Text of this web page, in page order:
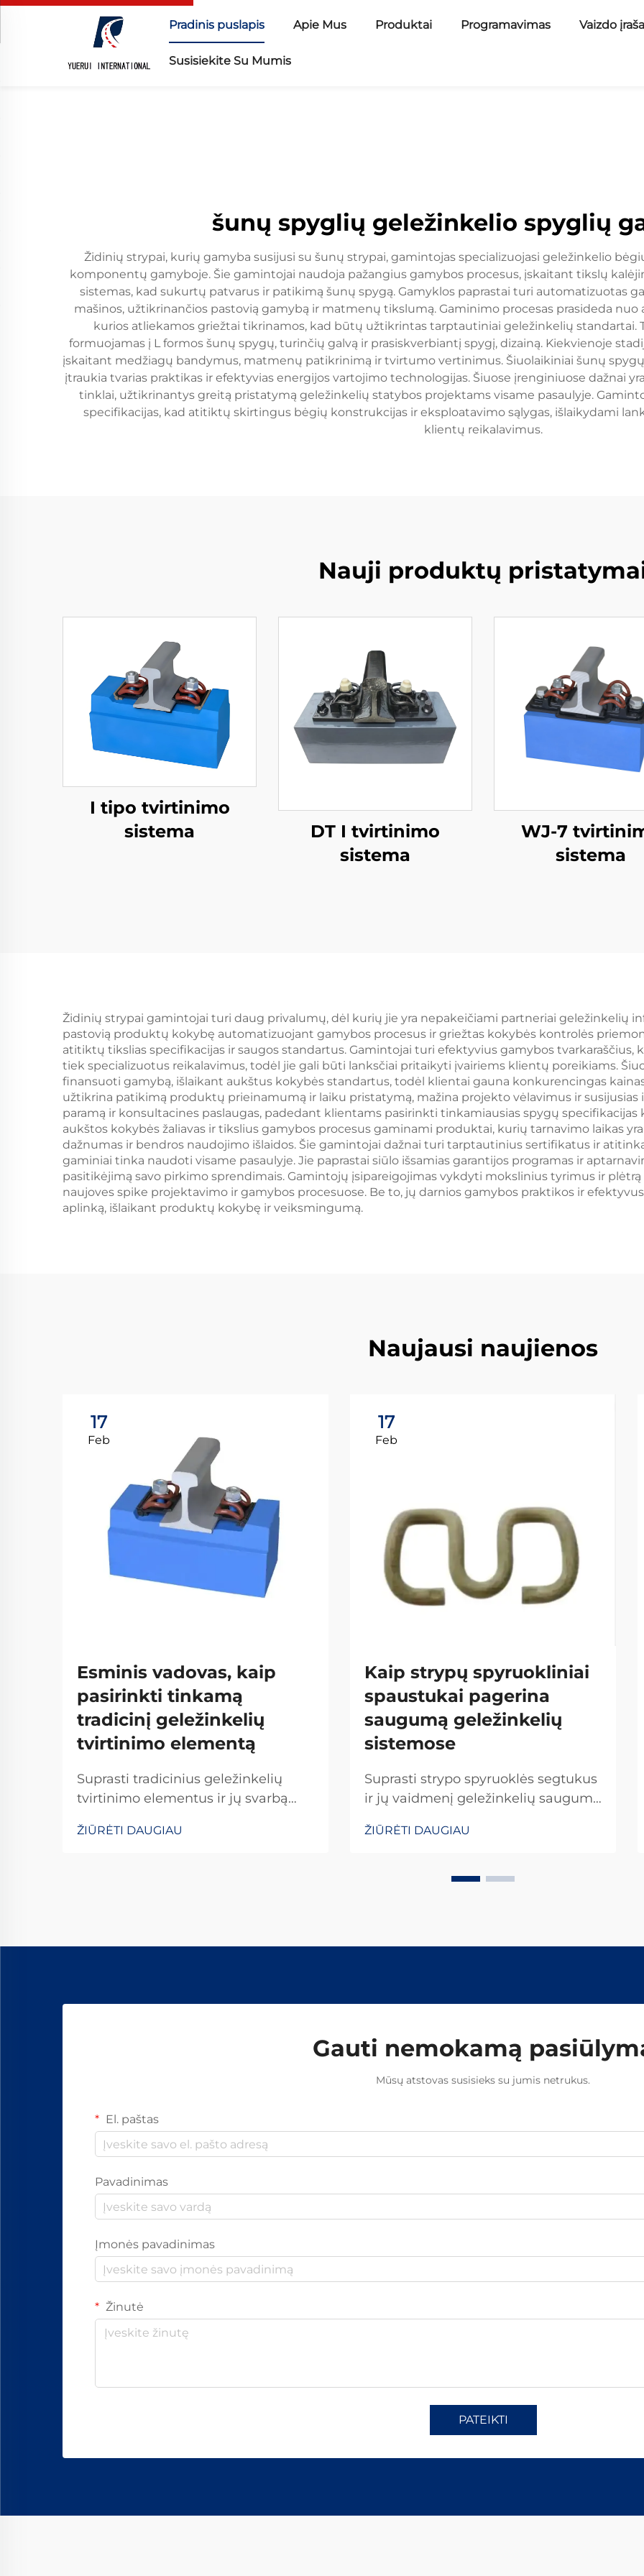
Pradinis puslapis Apie Mus Produktai Programavimas Vaizdo
Susisiekite Su Mumis
šunų spyglių geležinkelio spyglių
Židinių strypai, kurių gamyba susijusi su šunų strypai, gamintojas specializuojasi geležinkelio
komponentų gamyboje. Šie gamintojai naudoja pažangius gamybos procesus, įskaitant tikslų
sistemas, kad sukurtų patvarus ir patikimą šunų spygą. Gamyklos paprastai turi automatizuotas
mašinos, užtikrinančios pastovią gamybą ir matmenų tikslumą. Gaminimo procesas prasideda
kurios atliekamos griežtai tikrinamos, kad būtų užtikrintas tarptautiniai geležinkelių standartai.
formuojamas į L formos šunų spygų, turinčių galvą ir prasiskverbiantį spygį, dizainą. Kiekvienoje
įskaitant medžiagų bandymus, matmenų patikrinimą ir tvirtumo vertinimus. Šiuolaikiniai šunų
įtraukia tvarias praktikas ir efektyvias energijos vartojimo technologijas. Šiuose įrenginiuose dažnai
tinklai, užtikrinantys greitą pristatymą geležinkelių statybos projektams visame pasaulyje.
specifikacijas, kad atitiktų skirtingus bėgių konstrukcijas ir eksploatavimo sąlygas, išlaikydami
klientų reikalavimus.
Nauji produktų
I tipo tvirtinimo
sistema
DT I tvirtinimo
sistema
WJ-7
sistema
Židinių strypai gamintojai turi daug privalumų, dėl kurių jie yra nepakeičiami partneriai geležinkelių
pastovią produktų kokybę automatizuojant gamybos procesus ir griežtas kokybės kontrolės
atitiktų tikslias specifikacijas ir saugos standartus. Gamintojai turi efektyvius gamybos
tiek specializuotus reikalavimus, todėl jie gali būti lanksčiai pritaikyti įvairiems klientų poreikiams.
finansuoti gamybą, išlaikant aukštus kokybės standartus, todėl klientai gauna konkurencingas
užtikrina patikimą produktų prieinamumą ir laiku pristatymą, mažina projekto vėlavimus ir susijusias
paramą ir konsultacines paslaugas, padedant klientams pasirinkti tinkamiausias spygų
aukštos kokybės žaliavas ir tikslius gamybos procesus gaminami produktai, kurių tarnavimo laikas
dažnumas ir bendros naudojimo išlaidos. Šie gamintojai dažnai turi tarptautinius sertifikatus ir
gaminiai tinka naudoti visame pasaulyje. Jie paprastai siūlo išsamias garantijos programas ir
pasitikėjimą savo pirkimo sprendimais. Gamintojų įsipareigojimas vykdyti mokslinius tyrimus ir
naujoves spike projektavimo ir gamybos procesuose. Be to, jų darnios gamybos praktikos ir
aplinką, išlaikant produktų kokybę ir veiksmingumą.
Naujausi naujienos
17
Feb
Esminis vadovas, kaip
pasirinkti tinkamą
tradicinį geležinkelių
tvirtinimo elementą
Suprasti tradicinius geležinkelių
tvirtinimo elementus ir jų svarbą
elementai yra kritiškai svarbūs
ŽIŪRĖTI DAUGIAU
17
Feb
Kaip strypų spyruokliniai
spaustukai pagerina
saugumą geležinkelių
sistemose
Suprasti strypo spyruoklės segtukus
ir jų vaidmenį geležinkelių saugumo
segtukai yra specialūs tvirtinimo
pritvirtintus prie miegojamųjų vietų,
ŽIŪRĖTI DAUGIAU
Gauti nemokamą
Mūsų atstovas susisieks su jumis netrukus.
El. paštas
Pavadinimas
Įmonės pavadinimas
Žinutė
PATEIKTI